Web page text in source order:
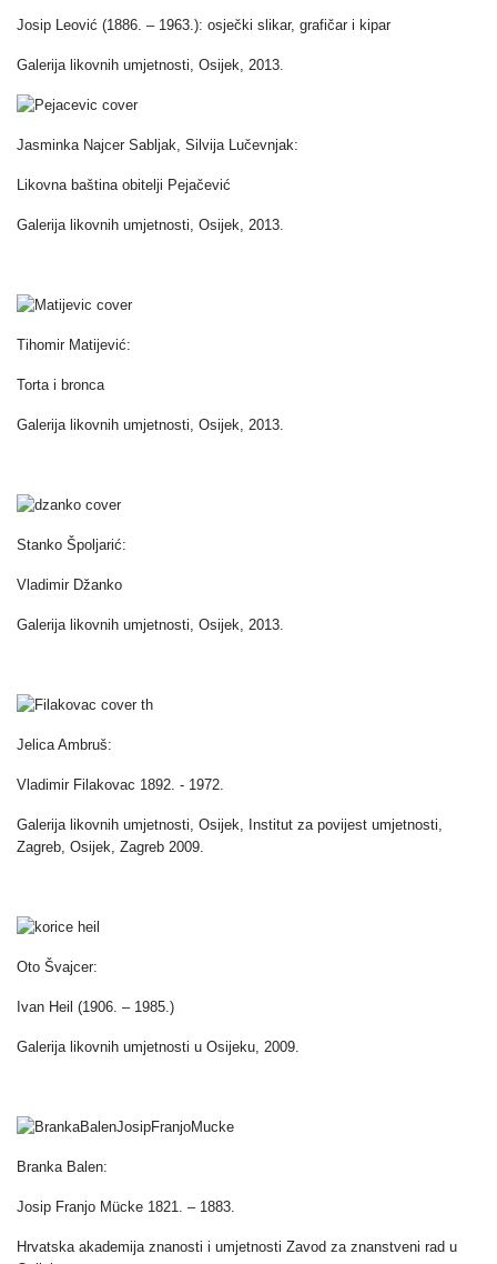
Josip Leović (1886. – 1963.): osječki slikar, grafičar i kipar
Galerija likovnih umjetnosti, Osijek, 2013.
Jasminka Najcer Sabljak, Silvija Lučevnjak:
Likovna baština obitelji Pejačević
Galerija likovnih umjetnosti, Osijek, 2013.
Tihomir Matijević:
Torta i bronca
Galerija likovnih umjetnosti, Osijek, 2013.
Stanko Špoljarić:
Vladimir Džanko
Galerija likovnih umjetnosti, Osijek, 2013.
Jelica Ambruš:
Vladimir Filakovac 1892. - 1972.
Galerija likovnih umjetnosti, Osijek, Institut za povijest umjetnosti,
Zagreb, Osijek, Zagreb 2009.
Oto Švajcer:
Ivan Heil (1906. – 1985.)
Galerija likovnih umjetnosti u Osijeku, 2009.
Branka Balen:
Josip Franjo Mücke 1821. – 1883.
Hrvatska akademija znanosti i umjetnosti Zavod za znanstveni rad u